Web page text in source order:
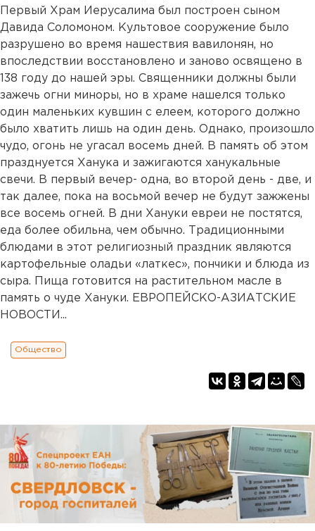
Первый Храм Иерусалима был построен сыном
Давида Соломоном. Культовое сооружение было
разрушено во время нашествия вавилонян, но
впоследствии восстановлено и заново освящено в
138 году до нашей эры. Священники должны были
зажечь огни миноры, но в храме нашелся только
один маленьких кувшин с елеем, которого должно
было хватить лишь на один день. Однако, произошло
чудо, огонь не угасал восемь дней. В память об этом
празднуется Ханука и зажигаются ханукальные
свечи. В первый вечер- одна, во второй день - две, и
так далее, пока на восьмой вечер не будут зажжены
все восемь огней. В дни Хануки евреи не постятся,
еда более обильна, чем обычно. Традиционными
блюдами в этот религиозный праздник являются
картофельные оладьи «латкес», пончики и блюда из
сыра. Пища готовится на растительном масле в
память о чуде Хануки. ЕВРОПЕЙСКО-АЗИАТСКИЕ
НОВОСТИ...
Общество